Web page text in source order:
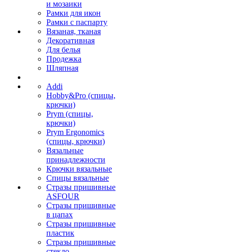
и мозаики
Рамки для икон
Рамки с паспарту
Вязаная, тканая
Декоративная
Для белья
Продежка
Шляпная
Addi
Hobby&Pro (спицы,
крючки)
Prym (спицы,
крючки)
Prym Ergonomics
(спицы, крючки)
Вязальные
принадлежности
Крючки вязальные
Спицы вязальные
Стразы пришивные
ASFOUR
Стразы пришивные
в цапах
Стразы пришивные
пластик
Стразы пришивные